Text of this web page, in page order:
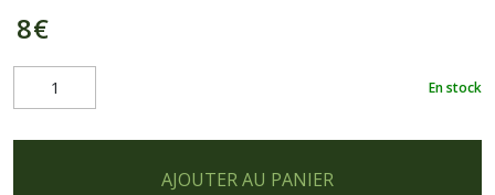
8€
En stock
AJOUTER AU PANIER